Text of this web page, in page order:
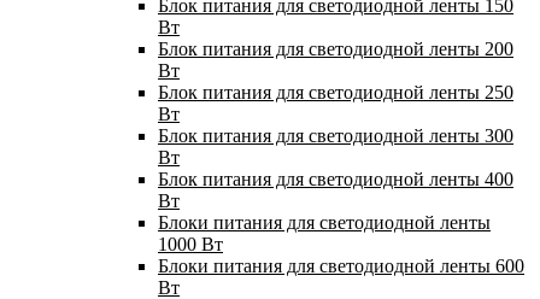
Блок питания для светодиодной ленты 150
Вт
Блок питания для светодиодной ленты 200
Вт
Блок питания для светодиодной ленты 250
Вт
Блок питания для светодиодной ленты 300
Вт
Блок питания для светодиодной ленты 400
Вт
Блоки питания для светодиодной ленты
1000 Вт
Блоки питания для светодиодной ленты 600
Вт